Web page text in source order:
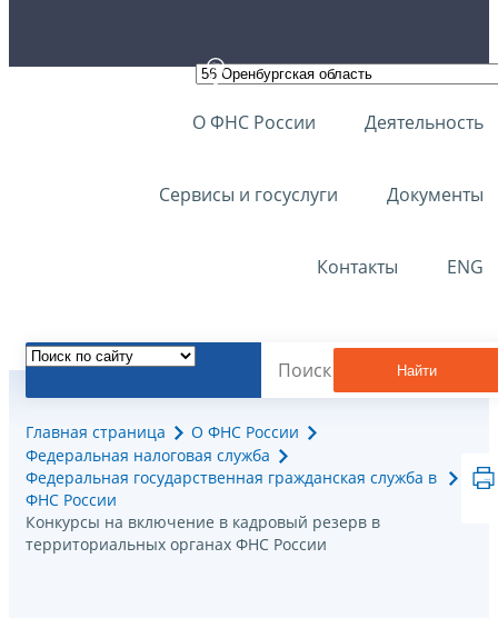
О ФНС России Деятельность
Сервисы и госуслуги Документы
Контакты ENG
Найти
Главная страница
О ФНС России
Федеральная налоговая служба
Федеральная государственная гражданская служба в
ФНС России
Конкурсы на включение в кадровый резерв в
территориальных органах ФНС России